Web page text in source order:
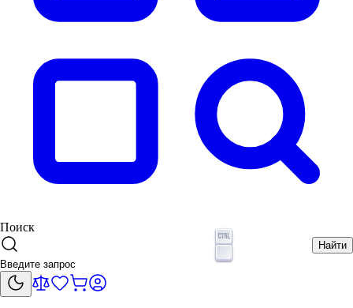
Поиск
Найти